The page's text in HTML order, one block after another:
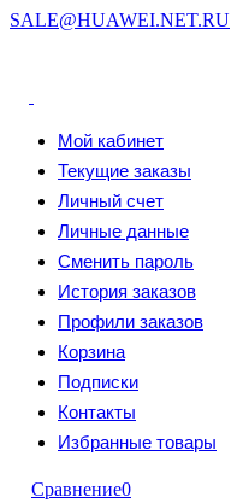
SALE@HUAWEI.NET.RU
Мой кабинет
Текущие заказы
Личный счет
Личные данные
Сменить пароль
История заказов
Профили заказов
Корзина
Подписки
Контакты
Избранные товары
Сравнение0